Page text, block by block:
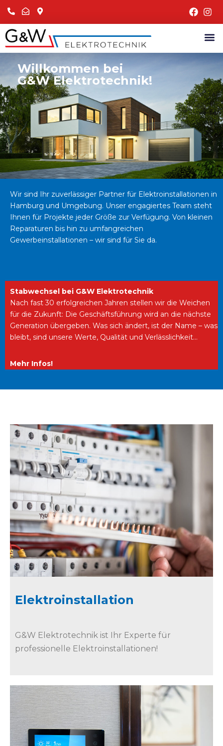
Willkommen bei
G&W Elektrotechnik!
Wir sind Ihr zuverlässiger Partner für Elektroinstallationen in
Hamburg und Umgebung. Unser engagiertes Team steht
Ihnen für Projekte jeder Größe zur Verfügung. Von kleinen
Reparaturen bis hin zu umfangreichen
Gewerbeinstallationen – wir sind für Sie da.
Stabwechsel bei G&W Elektrotechnik
Nach fast 30 erfolgreichen Jahren stellen wir die Weichen
für die Zukunft: Die Geschäftsführung wird an die nächste
Generation übergeben. Was sich ändert, ist der Name – was
bleibt, sind unsere Werte, Qualität und Verlässlichkeit…
Mehr Infos!
Elektroinstallation​
G&W Elektrotechnik ist Ihr Experte für
professionelle Elektroinstallationen!